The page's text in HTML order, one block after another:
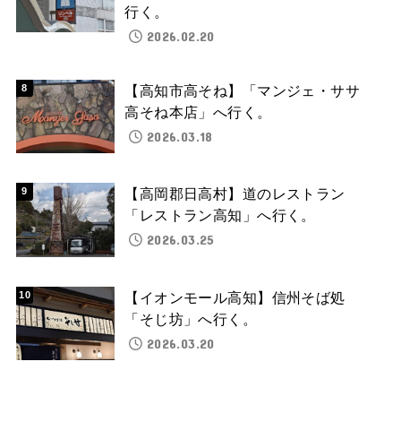
行く。
2026.02.20
【高知市高そね】「マンジェ・ササ
高そね本店」へ行く。
2026.03.18
【高岡郡日高村】道のレストラン
「レストラン高知」へ行く。
2026.03.25
【イオンモール高知】信州そば処
「そじ坊」へ行く。
2026.03.20